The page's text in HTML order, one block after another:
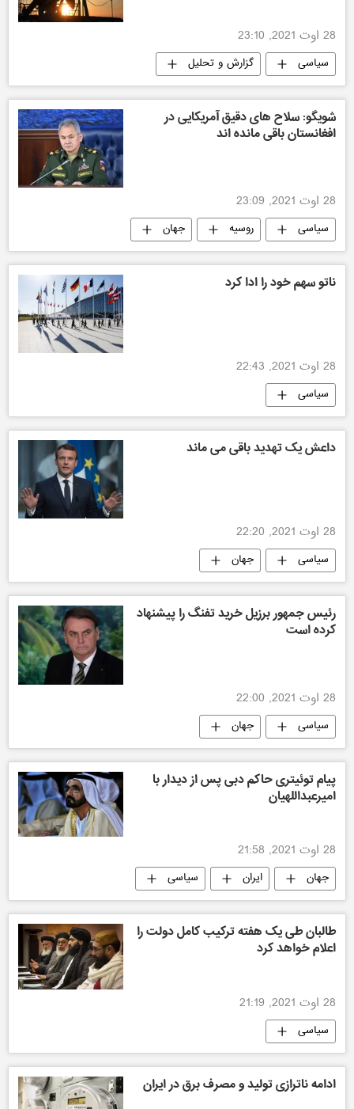
28 اوت 2021, 23:10
سیاسی گزارش و تحلیل
شویگو: سلاح های دقیق آمریکایی در
افغانستان باقی مانده اند
28 اوت 2021, 23:09
سیاسی روسیه جهان
ناتو سهم خود را ادا کرد
28 اوت 2021, 22:43
سیاسی
داعش یک تهدید باقی می ماند
28 اوت 2021, 22:20
سیاسی جهان
رئیس جمهور برزیل خرید تفنگ را پیشنهاد
کرده است
28 اوت 2021, 22:00
سیاسی جهان
پیام توئیتری حاکم دبی پس از دیدار با
امیرعبداللهیان
28 اوت 2021, 21:58
جهان ایران سیاسی
طالبان طی یک هفته ترکیب کامل دولت را
اعلام خواهد کرد
28 اوت 2021, 21:19
سیاسی
ادامه ناترازی تولید و مصرف برق در ایران